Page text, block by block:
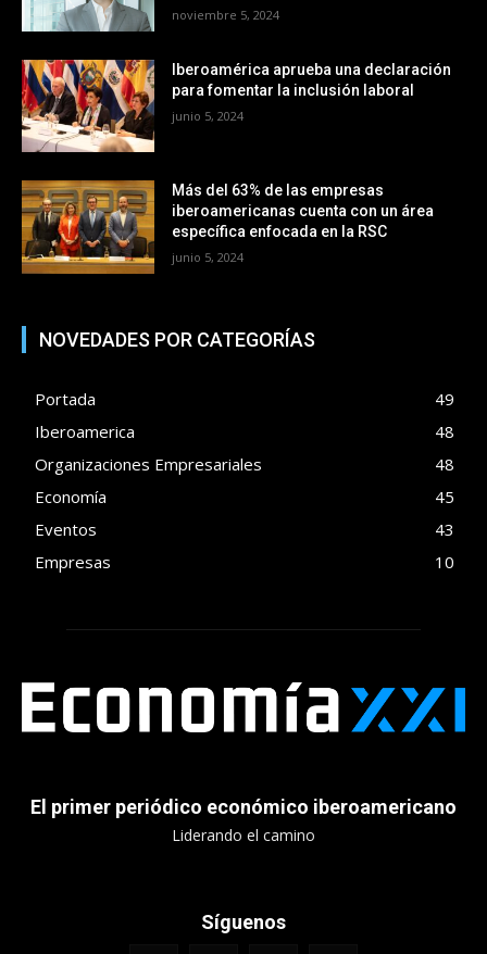
noviembre 5, 2024
Iberoamérica aprueba una declaración
para fomentar la inclusión laboral
junio 5, 2024
Más del 63% de las empresas
iberoamericanas cuenta con un área
específica enfocada en la RSC
junio 5, 2024
NOVEDADES POR CATEGORÍAS
Portada
49
Iberoamerica
48
Organizaciones Empresariales
48
Economía
45
Eventos
43
Empresas
10
El primer periódico económico iberoamericano
Liderando el camino
Síguenos